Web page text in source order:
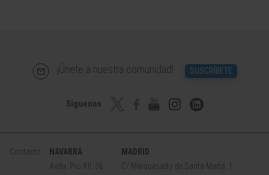
¡Únete a nuestra comunidad! SUSCRÍBETE
Síguenos
Contacto
NAVARRA
Avda. Pío XII, 36
MADRID
C/ Marquesado de Santa Marta, 1